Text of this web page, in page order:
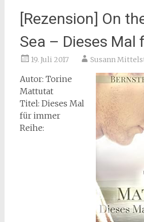
[Rezension] On
Sea – Dieses Mal
19. Juli 2017 Susann
Autor: Torine
Mattutat
Titel: Dieses Mal
für immer
Reihe: